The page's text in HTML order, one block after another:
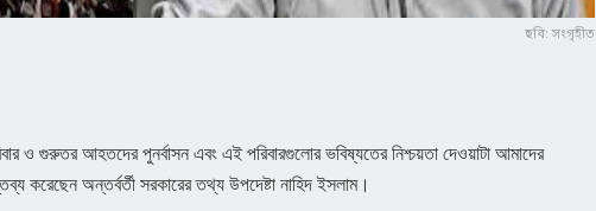
ছবি: সংগৃহীত
ও গুরুতর আহতদের পুনর্বাসন এবং এই পরিবারগুলোর ভবিষ্যতের নিশ্চয়তা দেওয়াটা আমাদের
করেছেন অন্তর্বর্তী সরকারের তথ্য উপদেষ্টা নাহিদ ইসলাম।